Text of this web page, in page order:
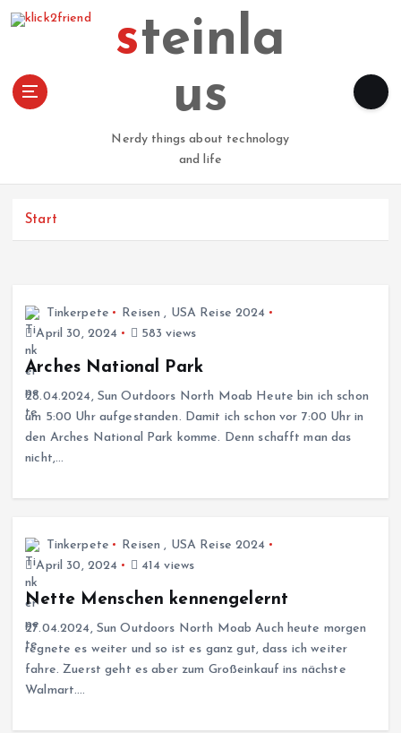
steinla
us
Nerdy things about technology
and life
Start
Tinkerpete Reisen , USA Reise 2024
April 30, 2024
583 views
Arches National Park
28.04.2024, Sun Outdoors North Moab Heute bin ich schon
um 5:00 Uhr aufgestanden. Damit ich schon vor 7:00 Uhr in
den Arches National Park komme. Denn schafft man das
nicht,…
Tinkerpete Reisen , USA Reise 2024
April 30, 2024
414 views
Nette Menschen kennengelernt
27.04.2024, Sun Outdoors North Moab Auch heute morgen
regnete es weiter und so ist es ganz gut, dass ich weiter
fahre. Zuerst geht es aber zum Großeinkauf ins nächste
Walmart.…